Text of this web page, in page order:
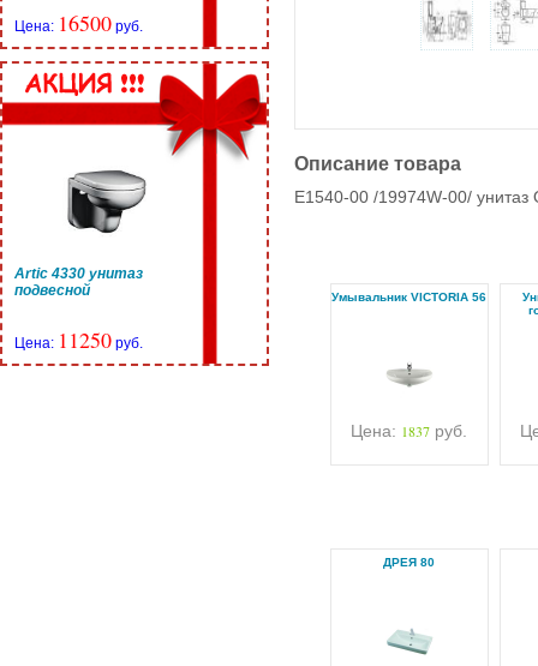
Цена: 16500 руб.
Artic 4330 унитаз
подвесной
Цена: 11250 руб.
Описание товара
E1540-00 /19974W-00/ унитаз
Умывальник VICTORIA 56
Цена: 1837 руб.
ДРЕЯ 80